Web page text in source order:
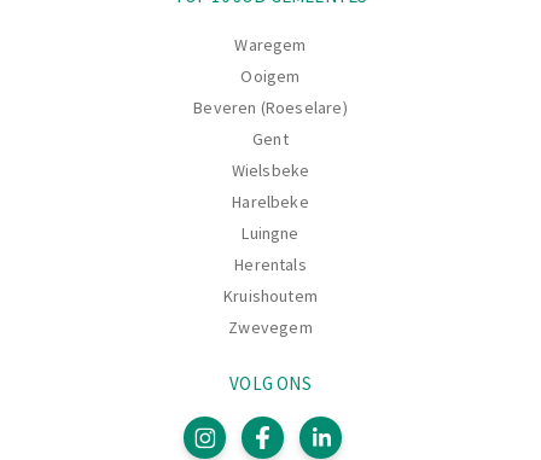
Waregem
Ooigem
Beveren (Roeselare)
Gent
Wielsbeke
Harelbeke
Luingne
Herentals
Kruishoutem
Zwevegem
VOLG ONS